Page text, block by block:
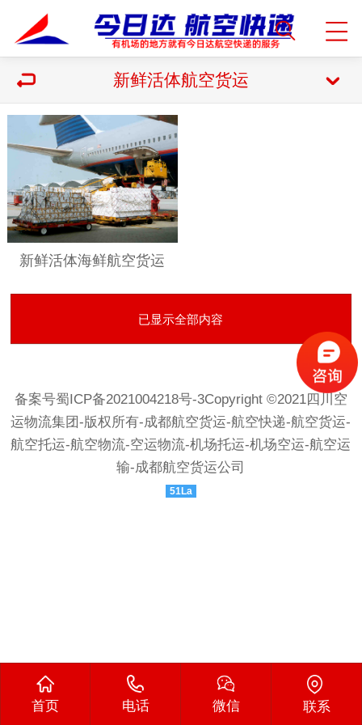
新鲜活体航空货运
新鲜活体海鲜航空货运
已显示全部内容
备案号蜀ICP备2021004218号-3Copyright ©2021四川空
运物流集团-版权所有-成都航空货运-航空快递-航空货运-
航空托运-航空物流-空运物流-机场托运-机场空运-航空运
输-成都航空货运公司
51La
首页 电话 微信 联系